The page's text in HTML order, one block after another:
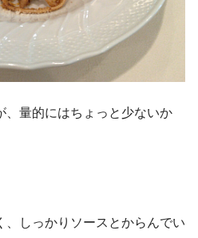
、量的にはちょっと少ないか
、しっかりソースとからんでい